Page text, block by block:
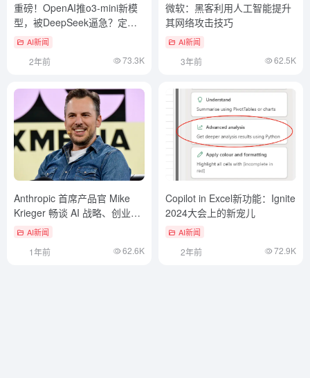
重磅！OpenAI推o3-mini新模
型，被DeepSeek逼急？定价
仍打不过
AI新闻
2年前 73.3K
微软：黑客利用人工智能提升
其网络攻击技巧
AI新闻
3年前 62.5K
Anthropic 首席产品官 Mike
Krieger 畅谈 AI 战略、创业切
入点与 DeepSeek 启示
AI新闻
1年前 62.6K
Copilot in Excel新功能：Ignite
2024大会上的新宠儿
AI新闻
2年前 72.9K